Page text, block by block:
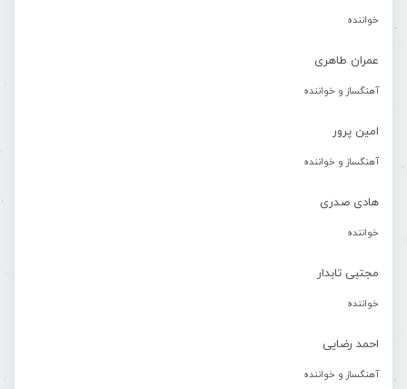
خواننده
عمران طاهری
آهنگساز و خواننده
امین پرور
آهنگساز و خواننده
هادی صدری
خواننده
مجتبی تابدار
خواننده
احمد رضایی
آهنگساز و خواننده